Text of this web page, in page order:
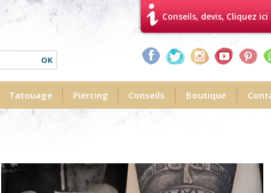
Recherche
Conseils, devis, Cliquez ici
Tatouage Piercing Conseils Boutique